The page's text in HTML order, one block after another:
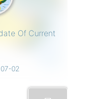
Of Current
02